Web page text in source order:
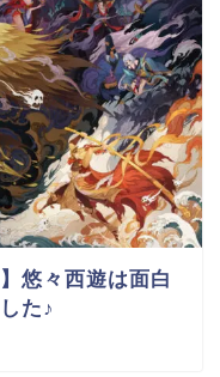
悠々西遊は面白
た♪